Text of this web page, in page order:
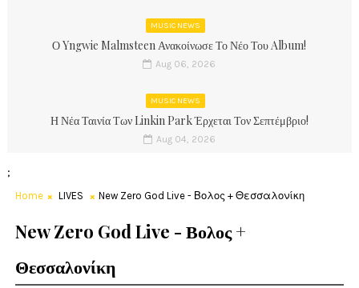
MUSIC NEWS
Ο Yngwie Malmsteen Ανακοίνωσε Το Νέο Του Album!
Aug 06, 2026
MUSIC NEWS
Η Νέα Ταινία Των Linkin Park Έρχεται Τον Σεπτέμβριο!
Aug 04, 2026
;
Home LIVES New Zero God Live - Βολος + Θεσσαλονίκη
New Zero God Live - Βολος +
Θεσσαλονίκη